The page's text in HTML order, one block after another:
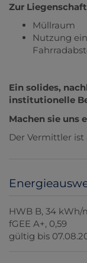
Zur
Müllraum
Nutzung
Ein solides,
institutionelle
Machen sie uns
Der Vermittler
HWB B, 34 kWh/
fGEE A+, 0,59
gültig bis